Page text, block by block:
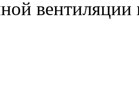
вентиляции